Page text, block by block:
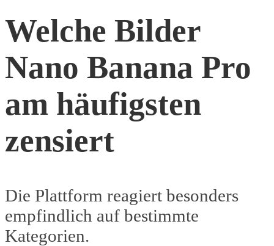
Welche Bilder
Nano Banana Pro
am häufigsten
zensiert
Die Plattform reagiert besonders
empfindlich auf bestimmte
Kategorien.